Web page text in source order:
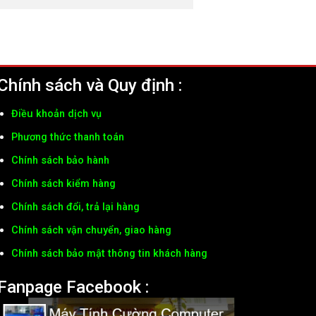
sách và Quy định :
Điều khoản dịch vụ
Phương thức thanh toán
Chính sách bảo hành
Chính sách kiểm hàng
Chính sách đổi, trả lại hàng
Chính sách vận chuyển, giao hàng
Chính sách bảo mật thông tin khách hàng
Facebook :